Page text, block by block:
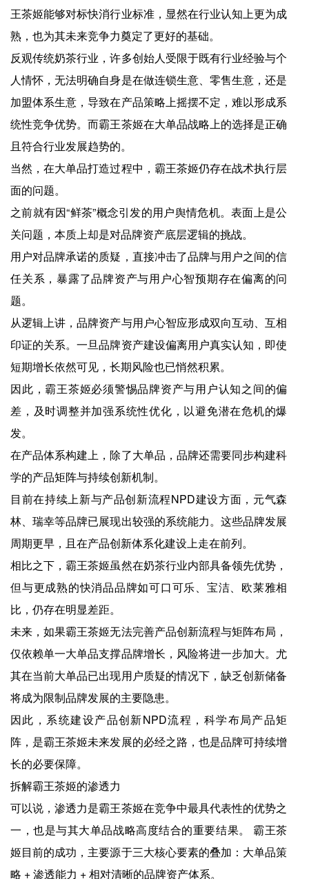
王茶姬能够对标快消行业标准，显然在行业认知上更为成
熟，也为其未来竞争力奠定了更好的基础。
反观传统奶茶行业，许多创始人受限于既有行业经验与个
人情怀，无法明确自身是在做连锁生意、零售生意，还是
加盟体系生意，导致在产品策略上摇摆不定，难以形成系
统性竞争优势。而霸王茶姬在大单品战略上的选择是正确
且符合行业发展趋势的。
当然，在大单品打造过程中，霸王茶姬仍存在战术执行层
面的问题。
之前就有因“鲜茶”概念引发的用户舆情危机。表面上是公
关问题，本质上却是对品牌资产底层逻辑的挑战。
用户对品牌承诺的质疑，直接冲击了品牌与用户之间的信
任关系，暴露了品牌资产与用户心智预期存在偏离的问
题。
从逻辑上讲，品牌资产与用户心智应形成双向互动、互相
印证的关系。一旦品牌资产建设偏离用户真实认知，即使
短期增长依然可见，长期风险也已悄然积累。
因此，霸王茶姬必须警惕品牌资产与用户认知之间的偏
差，及时调整并加强系统性优化，以避免潜在危机的爆
发。
在产品体系构建上，除了大单品，品牌还需要同步构建科
学的产品矩阵与持续创新机制。
目前在持续上新与产品创新流程NPD建设方面，元气森
林、瑞幸等品牌已展现出较强的系统能力。这些品牌发展
周期更早，且在产品创新体系化建设上走在前列。
相比之下，霸王茶姬虽然在奶茶行业内部具备领先优势，
但与更成熟的快消品品牌如可口可乐、宝洁、欧莱雅相
比，仍存在明显差距。
未来，如果霸王茶姬无法完善产品创新流程与矩阵布局，
仅依赖单一大单品支撑品牌增长，风险将进一步加大。尤
其在当前大单品已出现用户质疑的情况下，缺乏创新储备
将成为限制品牌发展的主要隐患。
因此，系统建设产品创新NPD流程，科学布局产品矩
阵，是霸王茶姬未来发展的必经之路，也是品牌可持续增
长的必要保障。
拆解霸王茶姬的渗透力
可以说，渗透力是霸王茶姬在竞争中最具代表性的优势之
一，也是与其大单品战略高度结合的重要结果。 霸王茶
姬目前的成功，主要源于三大核心要素的叠加：大单品策
略 + 渗透能力 + 相对清晰的品牌资产体系。